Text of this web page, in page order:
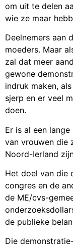
om uit te delen
wie ze maar
Deelnemers aan
moeders. Maar
zal dat meer
gewone
indruk maken,
sjerp en er veel
doen.
Er is al een
van vrouwen die
Noord-Ierland
Het doel van die
congres en de
de ME/cvs-
de publieke
Die